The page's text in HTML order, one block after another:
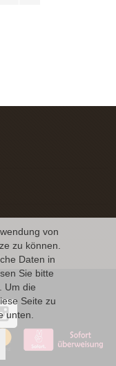
von
zu können.
Daten in
Sie bitte
Um die
Seite zu
unten.